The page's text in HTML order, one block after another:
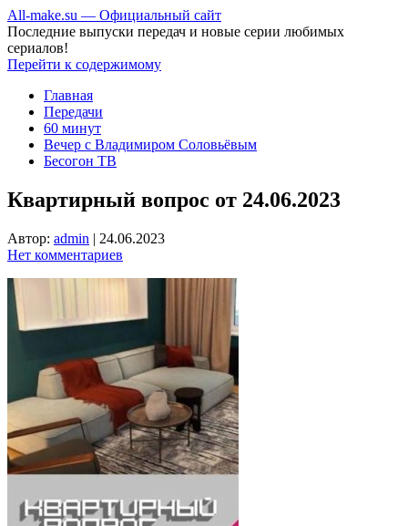
All-make.su — Официальный сайт
Последние выпуски передач и новые серии любимых
сериалов!
Перейти к содержимому
Главная
Передачи
60 минут
Вечер с Владимиром Соловьёвым
Бесогон ТВ
Квартирный вопрос от 24.06.2023
Автор: admin | 24.06.2023
Нет комментариев